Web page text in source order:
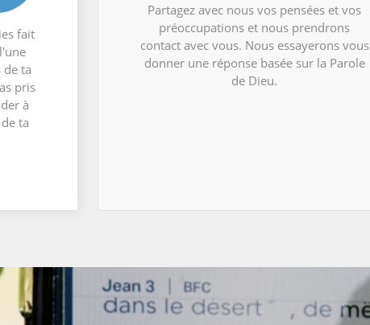
fait
de ta
pris
à
ta
Partagez avec nous vos pensées et vos
préoccupations et nous prendrons
contact avec vous. Nous essayerons vous
donner une réponse basée sur la Parole
de Dieu.